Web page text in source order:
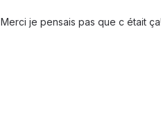
Merci je pensais pas que c était